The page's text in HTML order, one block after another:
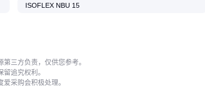
ISOFLEX NBU 15
三方负责，仅供您参考。
追究权利。
采购会积极处理。